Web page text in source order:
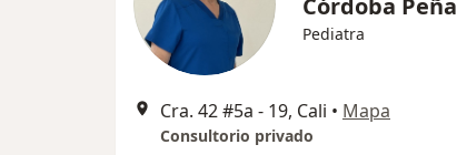
Pediatra
Cra. 42 #5a - 19, Cali • Mapa
Consultorio privado